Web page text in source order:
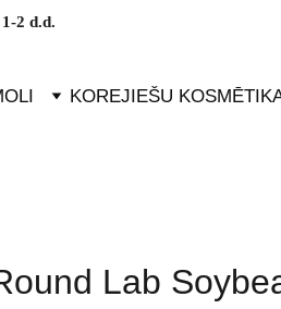
2 d.d.
KOREJIEŠU
Lab